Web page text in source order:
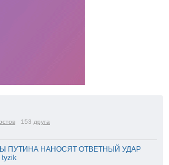
153 друга
ПУТИНА НАНОСЯТ ОТВЕТНЫЙ УДАР
tyzik